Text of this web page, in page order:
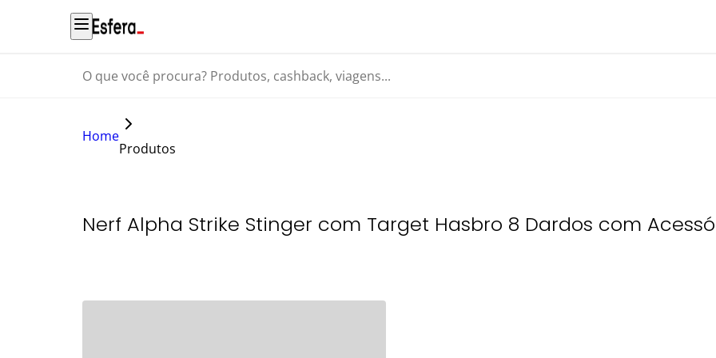
O que você procura? Produtos, cashback, viagens...
Home
Produtos
Nerf Alpha Strike Stinger com Target Hasbro 8 Dardos com